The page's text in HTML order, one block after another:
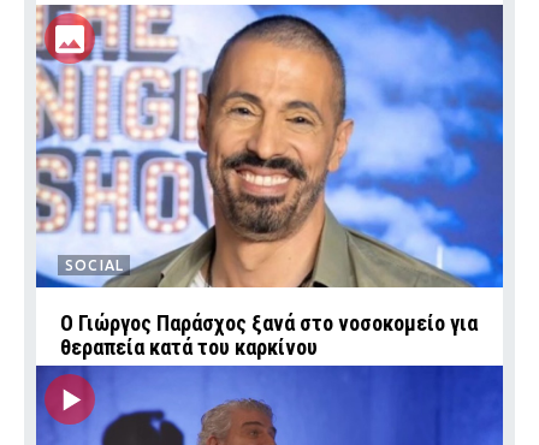
SOCIAL
O Γιώργος Παράσχος ξανά στο νοσοκομείο για
θεραπεία κατά του καρκίνου